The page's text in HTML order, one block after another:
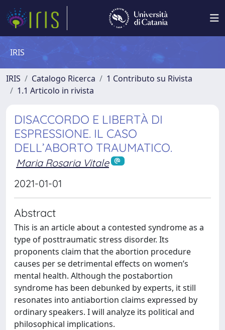
IRIS
IRIS Catalogo Ricerca
1 Contributo su Rivista
1.1 Articolo in rivista
DISACCORDO E LIBERTÀ DI
ESPRESSIONE. IL CASO
DELL’ABORTO TRAUMATICO.
Maria Rosaria Vitale
2021-01-01
Abstract
This is an article about a contested syndrome as a
type of posttraumatic stress disorder. Its
proponents claim that the abortion procedure
causes per se detrimental effects on women’s
mental health. Although the postabortion
syndrome has been debunked by experts, it still
resonates into antiabortion claims expressed by
ordinary speakers. I will analyze its political and
philosophical implications.